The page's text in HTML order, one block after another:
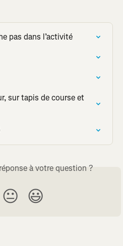
pas dans l’activité
sur tapis de course et
à votre question ?
😐 😃